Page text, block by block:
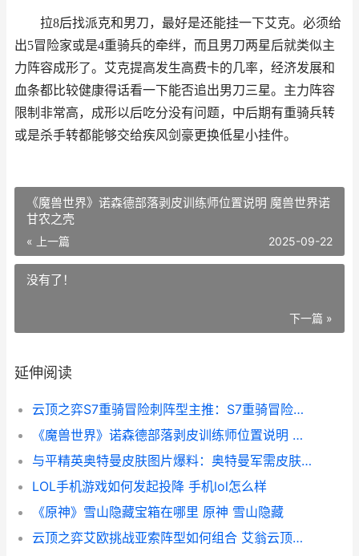
拉8后找派克和男刀，最好是还能挂一下艾克。必须给
出5冒险家或是4重骑兵的牵绊，而且男刀两星后就类似主
力阵容成形了。艾克提高发生高费卡的几率，经济发展和
血条都比较健康得话看一下能否追出男刀三星。主力阵容
限制非常高，成形以后吃分没有问题，中后期有重骑兵转
或是杀手转都能够交给疾风剑豪更换低星小挂件。
《魔兽世界》诺森德部落剥皮训练师位置说明 魔兽世界诺
甘农之壳
« 上一篇 2025-09-22
没有了！
下一篇 »
延伸阅读
云顶之弈S7重骑冒险刺阵型主推：S7重骑冒险刺阵型组合策略[多图] 云顶之弈新版本重骑
《魔兽世界》诺森德部落剥皮训练师位置说明 魔兽世界诺甘农之壳
与平精英奥特曼皮肤图片爆料：奥特曼军需皮肤全新曝光概括[多图] 奥特曼联名和平精英
LOL手机游戏如何发起投降 手机lol怎么样
《原神》雪山隐藏宝箱在哪里 原神 雪山隐藏
云顶之弈艾欧挑战亚索阵型如何组合 艾翁云顶之弈出装